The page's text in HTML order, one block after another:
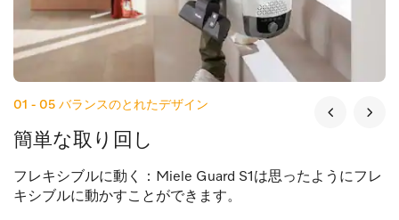
01 - 05 バランスのとれたデザイン
簡単な取り回し
フレキシブルに動く：Miele Guard S1は思ったようにフレ
キシブルに動かすことができます。